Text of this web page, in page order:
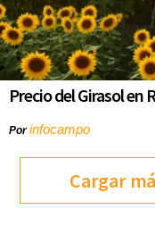
Precio del Girasol en
Porinfocampo
Cargar